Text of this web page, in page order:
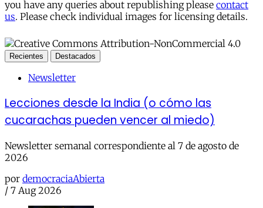
you have any queries about republishing please contact
us. Please check individual images for licensing details.
Recientes Destacados
Newsletter
Lecciones desde la India (o cómo las
cucarachas pueden vencer al miedo)
Newsletter semanal correspondiente al 7 de agosto de
2026
por democraciaAbierta
/ 7 Aug 2026